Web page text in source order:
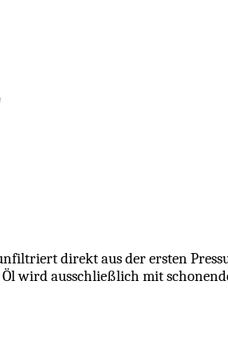
direkt aus der ersten
wird ausschließlich mit